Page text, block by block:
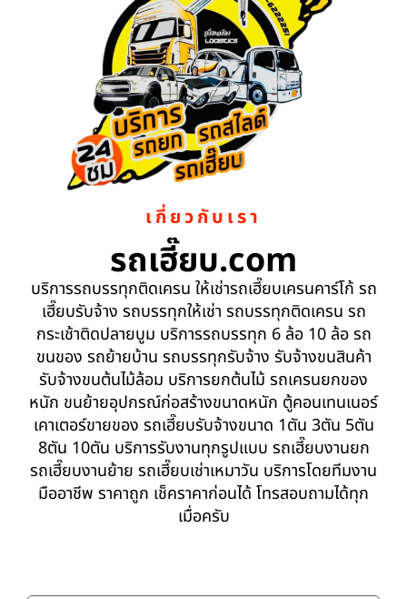
เกี่ยวกับเรา
รถเฮี๊ยบ.com
บริการรถบรรทุกติดเครน ให้เช่ารถเฮี๊ยบเครนคาร์โก้ รถ
เฮี๊ยบรับจ้าง รถบรรทุกให้เช่า รถบรรทุกติดเครน รถ
กระเช้าติดปลายบูม บริการรถบรรทุก 6 ล้อ 10 ล้อ รถ
ขนของ รถย้ายบ้าน รถบรรทุกรับจ้าง รับจ้างขนสินค้า
รับจ้างขนต้นไม้ล้อม บริการยกต้นไม้ รถเครนยกของ
หนัก ขนย้ายอุปกรณ์ก่อสร้างขนาดหนัก ตู้คอนเทนเนอร์
เคาเตอร์ขายของ รถเฮี๊ยบรับจ้างขนาด 1ตัน 3ตัน 5ตัน
8ตัน 10ตัน บริการรับงานทุกรูปแบบ รถเฮี๊ยบงานยก
รถเฮี๊ยบงานย้าย รถเฮี๊ยบเช่าเหมาวัน บริการโดยทีมงาน
มืออาชีพ ราคาถูก เช็คราคาก่อนได้ โทรสอบถามได้ทุก
เมื่อครับ